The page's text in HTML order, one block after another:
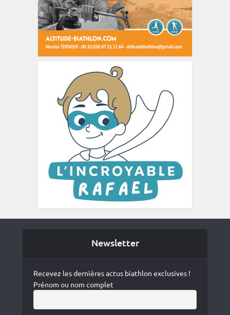
Newsletter
Recevez les dernières actus biathlon exclusives !
Prénom ou nom complet